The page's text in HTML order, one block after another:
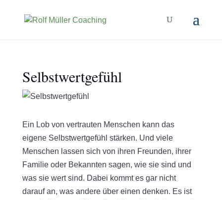
Selbstwertgefühl
Ein Lob von vertrauten Menschen kann das
eigene Selbstwertgefühl stärken. Und viele
Menschen lassen sich von ihren Freunden, ihrer
Familie oder Bekannten sagen, wie sie sind und
was sie wert sind. Dabei kommt es gar nicht
darauf an, was andere über einen denken. Es ist